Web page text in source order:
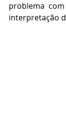
problema
interpretação